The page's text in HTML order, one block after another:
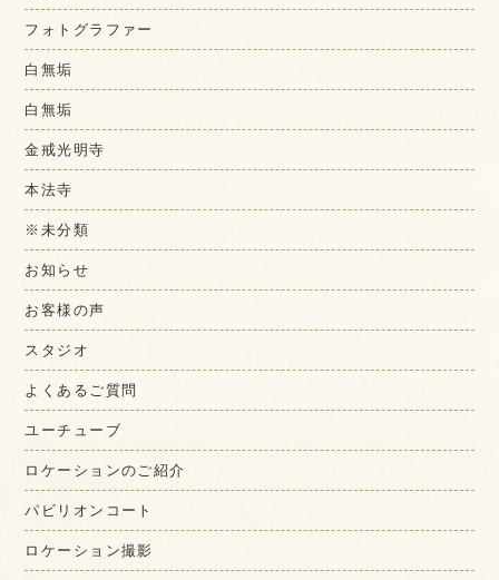
フォトグラファー
白無垢
白無垢
金戒光明寺
本法寺
※未分類
お知らせ
お客様の声
スタジオ
よくあるご質問
ユーチューブ
ロケーションのご紹介
パビリオンコート
ロケーション撮影